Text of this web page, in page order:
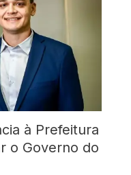
à Prefeitura
o Governo do